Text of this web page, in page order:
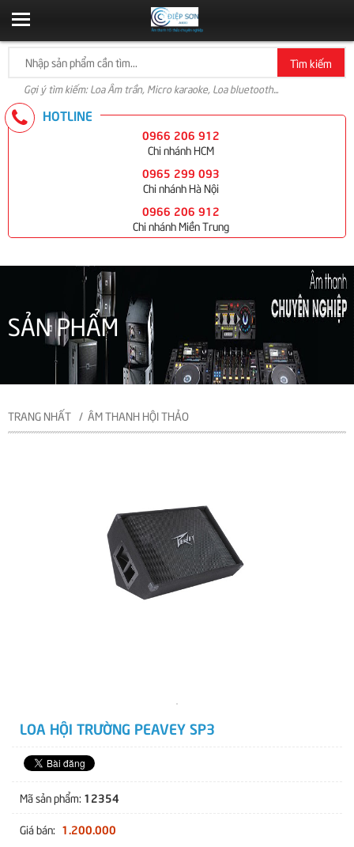
Tìm kiếm
Gợi ý tìm kiếm: Loa Âm trần, Micro karaoke, Loa bluetooth...
HOTLINE
0966 206 912
Chi nhánh HCM
0965 299 093
Chi nhánh Hà Nội
0966 206 912
Chi nhánh Miền Trung
SẢN PHẨM
TRANG NHẤT ÂM THANH HỘI THẢO
LOA HỘI TRƯỜNG PEAVEY SP3
Mã sản phẩm: 12354
Giá bán: 1.200.000